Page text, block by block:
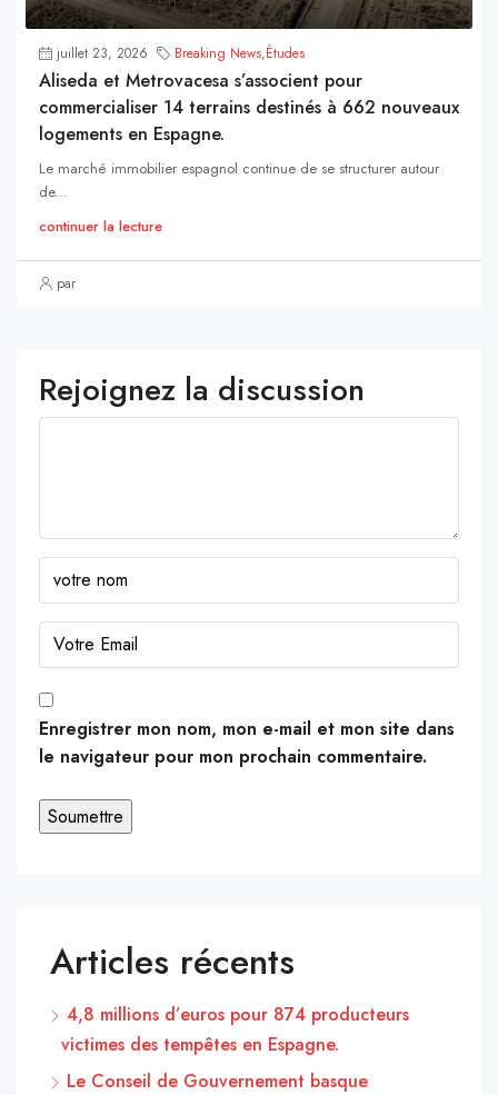
juillet 23, 2026 Breaking News,Études
Aliseda et Metrovacesa s’associent pour
commercialiser 14 terrains destinés à 662 nouveaux
logements en Espagne.
Le marché immobilier espagnol continue de se structurer autour
de...
continuer la lecture
par
Rejoignez la discussion
Enregistrer mon nom, mon e-mail et mon site dans
le navigateur pour mon prochain commentaire.
Articles récents
4,8 millions d’euros pour 874 producteurs
victimes des tempêtes en Espagne.
Le Conseil de Gouvernement basque